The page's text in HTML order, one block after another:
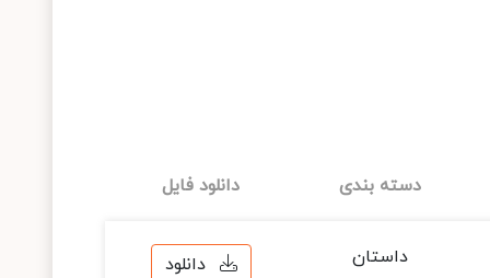
دسته بندی دانلود فایل
داستان دانلود